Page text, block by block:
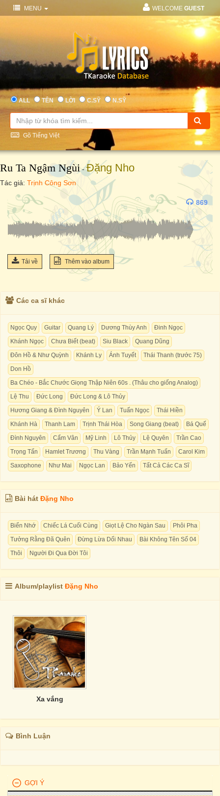
MENU WELCOME GUEST
ALL TÊN LỜI C.SỸ N.SỸ
Gõ Tiếng Việt
Ru Ta Ngậm Ngùi-Đặng Nho
Tác giả: Trịnh Công Sơn
869
Tải về Thêm vào album
Các ca sĩ khác
Ngọc Quy Guitar Quang Lý Dương Thùy Anh
Đinh Ngọc
Khánh Ngọc
Chưa Biết (beat) Siu Black
Quang Dũng
Đôn Hồ & Như Quỳnh
Khánh Ly Ánh Tuyết
Thái Thanh (trước 75)
Don Hồ
Ba Chéo - Bắc Chước Giọng Thập Niên 60s . (Thâu cho giống Analog)
Lệ Thu
Đức Long
Đức Long & Lô Thủy
Hương Giang & Đình Nguyên
Ý Lan Tuấn Ngọc
Thái Hiền
Khánh Hà
Thanh Lam Trịnh Thái Hòa Song Giang (beat)
Bá Quế
Đình Nguyên
Cẩm Vân Mỹ Linh Lô Thủy Lệ Quyên
Trần Cao
Trọng Tấn
Hamlet Trương Thu Vàng Trần Mạnh Tuấn
Carol Kim
Saxophone
Như Mai Ngọc Lan Bảo Yến Tất Cả Các Ca Sĩ
Bài hát Đặng Nho
Biển Nhớ Chiếc Lá Cuối Cùng Giọt Lệ Cho Ngàn Sau
Phôi Pha
Tưởng Rằng Đã Quên
Đừng Lừa Dối Nhau
Bài Không Tên Số 04
Thôi
Người Đi Qua Đời Tôi
Album/playlist Đặng Nho
Xa vắng
Bình Luận
GỢI Ý